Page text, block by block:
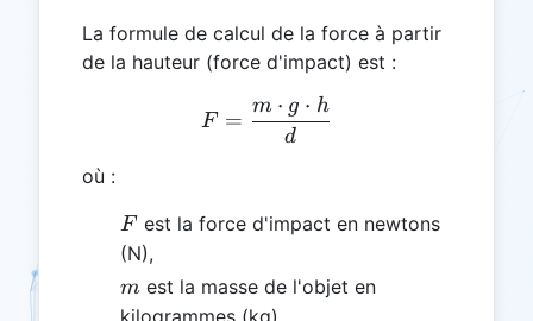
La formule de calcul de la force à partir
de la hauteur (force d'impact) est :
F = \frac{m \cdot g
F =
d
m ⋅ g ⋅ h
où :
F
F est la force d'impact en newtons
(N),
m
m est la masse de l'objet en